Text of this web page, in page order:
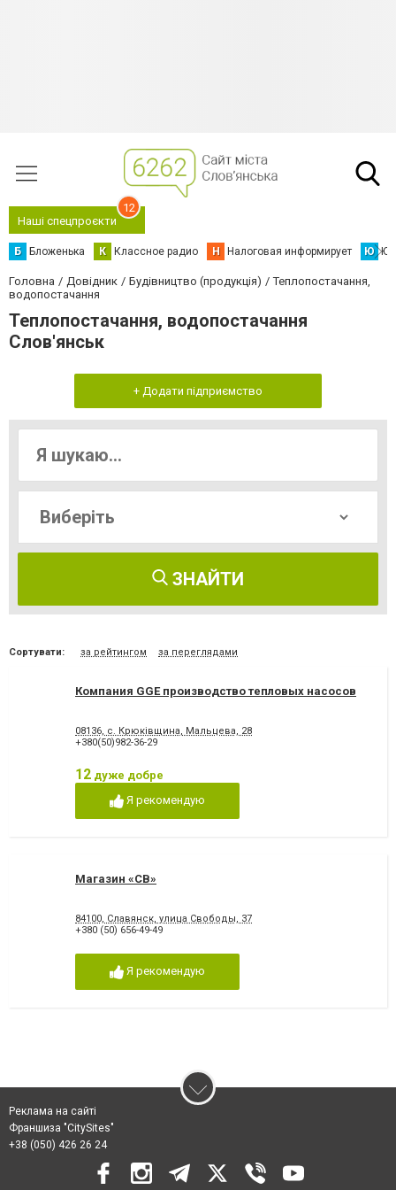
Наші спецпроєкти
12
Б Бложенька К Классное радио Н Налоговая информирует Ю
Головна Довідник Будівництво (продукція)
Теплопостачання,
водопостачання
Теплопостачання, водопостачання
Слов'янськ
+ Додати підприємство
ЗНАЙТИ
Сортувати: за рейтингом за переглядами
Компания GGE производство тепловых насосов
08136, с. Крюківщина, Мальцева, 28
+380(50)982-36-29
12 дуже добре
Я рекомендую
Магазин «СВ»
84100, Славянск, улица Свободы, 37
+380 (50) 656-49-49
Я рекомендую
Реклама на сайті
Франшиза "CitySites"
+38 (050) 426 26 24